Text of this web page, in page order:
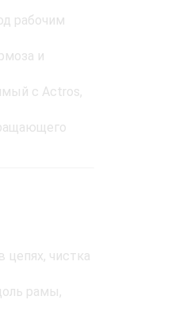
рабочим
и
с Actros,
цепях, чистка
рамы,